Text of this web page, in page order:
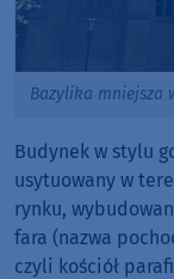
Bazylika mniejsza
Budynek w stylu
usytuowany w
rynku,
fara (nazwa
czyli kościół